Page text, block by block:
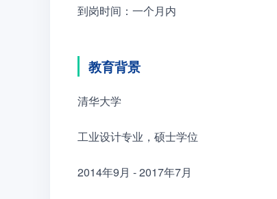
到岗时间：一个月内
教育背景
清华大学
工业设计专业，硕士学位
2014年9月 - 2017年7月